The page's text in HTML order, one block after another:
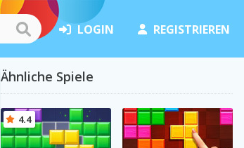
LOGIN REGISTRIEREN
Ähnliche Spiele
4.4